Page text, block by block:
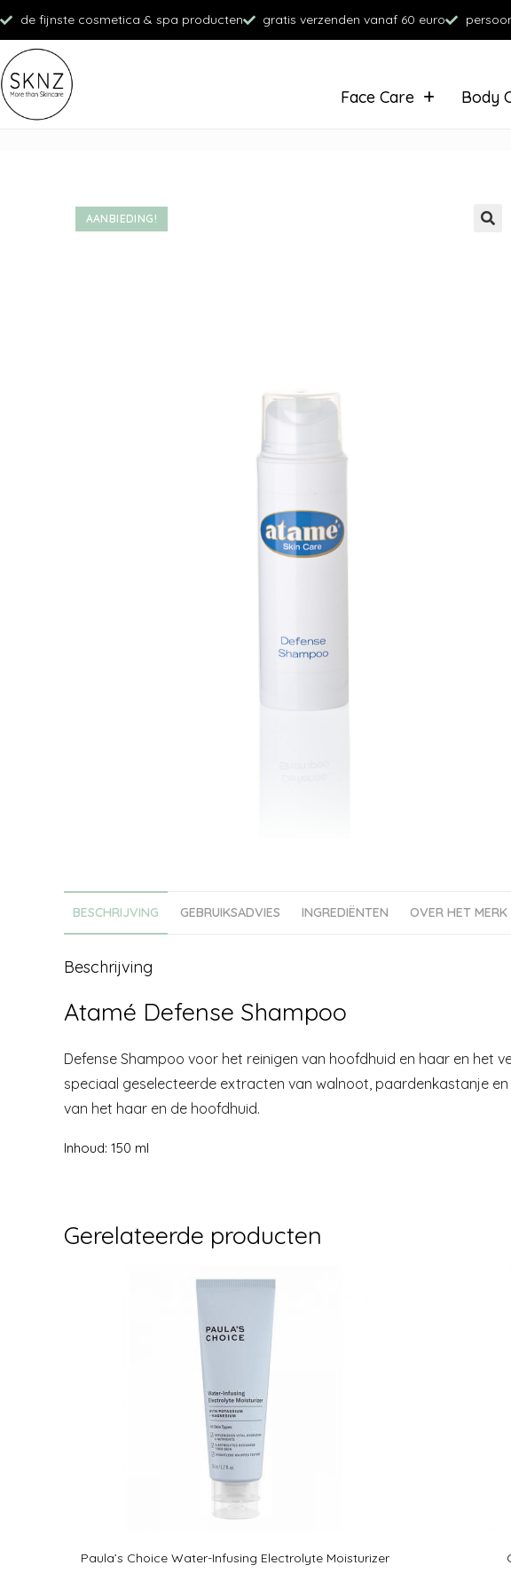
de fijnste cosmetica & spa producten gratis verzenden vanaf 60 euro
Face Care Body
AANBIEDING!
BESCHRIJVING GEBRUIKSADVIES INGREDIËNTEN OVER HET MERK
Beschrijving
Atamé Defense Shampoo
Defense Shampoo voor het reinigen van hoofdhuid en haar en het
speciaal geselecteerde extracten van walnoot, paardenkastanje
van het haar en de hoofdhuid.
Inhoud: 150 ml
Gerelateerde producten
Paula’s Choice Water-Infusing Electrolyte Moisturizer